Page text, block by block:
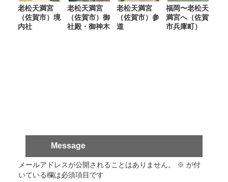
老松天満宮
（佐賀市）境
内社
老松天満宮
（佐賀市）御
社殿・御神木
老松天満宮
（佐賀市）参
道
福岡〜老松天
満宮へ（佐賀
市兵庫町）
Message
メールアドレスが公開されることはありません。 ※ が付
いている欄は必須項目です